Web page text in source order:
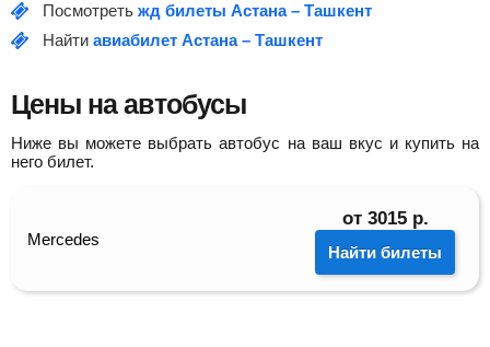
Посмотреть жд билеты Астана – Ташкент
Найти авиабилет Астана – Ташкент
Цены на автобусы
Ниже вы можете выбрать автобус на ваш вкус и купить на
него билет.
Mercedes
от 3015 р.
Найти билеты